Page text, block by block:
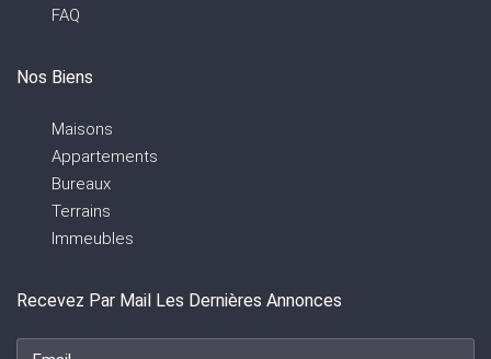
FAQ
Nos Biens
Maisons
Appartements
Bureaux
Terrains
Immeubles
Recevez Par Mail Les Dernières Annonces